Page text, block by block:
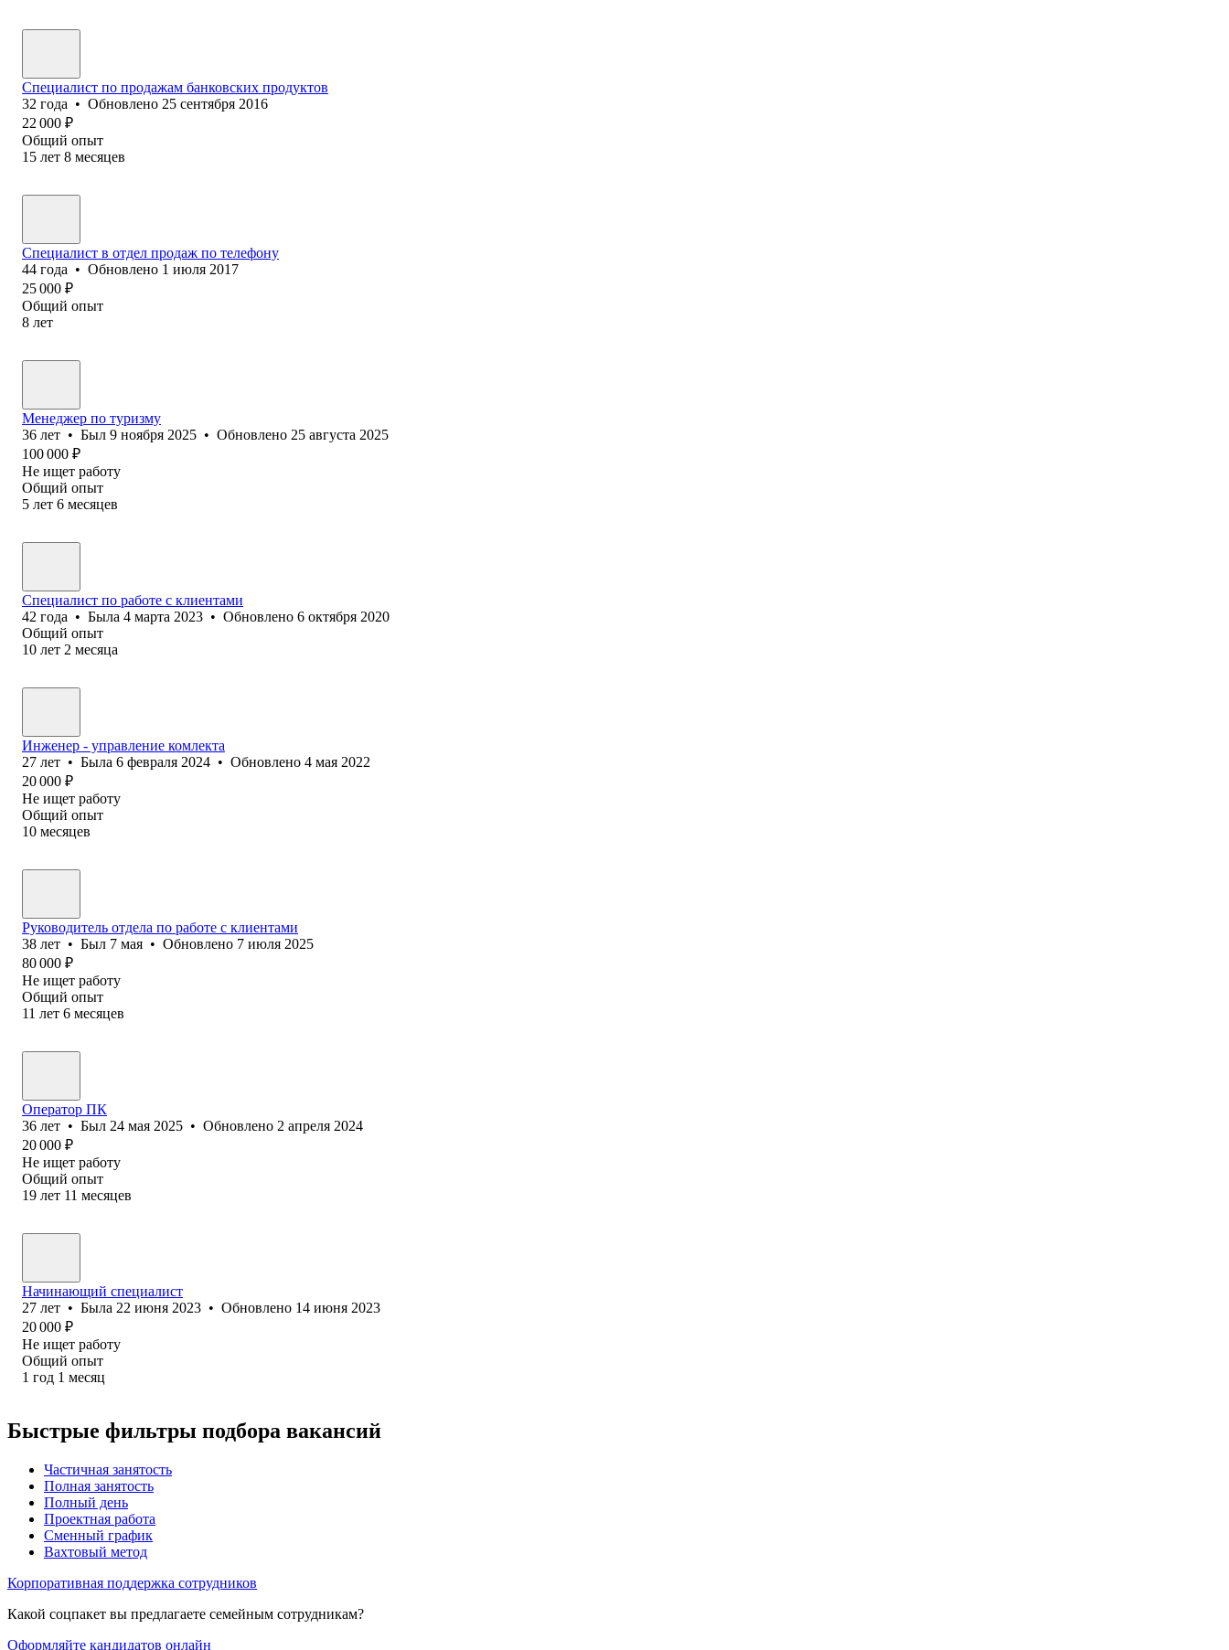
Специалист по продажам банковских продуктов
32 года • Обновлено 25 сентября 2016
22 000 ₽
Общий опыт
15 лет 8 месяцев
Специалист в отдел продаж по телефону
44 года • Обновлено 1 июля 2017
25 000 ₽
Общий опыт
8 лет
Менеджер по туризму
36 лет • Был 9 ноября 2025 • Обновлено 25 августа 2025
100 000 ₽
Не ищет работу
Общий опыт
5 лет 6 месяцев
Специалист по работе с клиентами
42 года • Была 4 марта 2023 • Обновлено 6 октября 2020
Общий опыт
10 лет 2 месяца
Инженер - управление комлекта
27 лет • Была 6 февраля 2024 • Обновлено 4 мая 2022
20 000 ₽
Не ищет работу
Общий опыт
10 месяцев
Руководитель отдела по работе с клиентами
38 лет • Был 7 мая • Обновлено 7 июля 2025
80 000 ₽
Не ищет работу
Общий опыт
11 лет 6 месяцев
Оператор ПК
36 лет • Был 24 мая 2025 • Обновлено 2 апреля 2024
20 000 ₽
Не ищет работу
Общий опыт
19 лет 11 месяцев
Начинающий специалист
27 лет • Была 22 июня 2023 • Обновлено 14 июня 2023
20 000 ₽
Не ищет работу
Общий опыт
1 год 1 месяц
Быстрые фильтры подбора вакансий
Частичная занятость
Полная занятость
Полный день
Проектная работа
Сменный график
Вахтовый метод
Корпоративная поддержка сотрудников
Какой соцпакет вы предлагаете семейным сотрудникам?
Оформляйте кандидатов онлайн